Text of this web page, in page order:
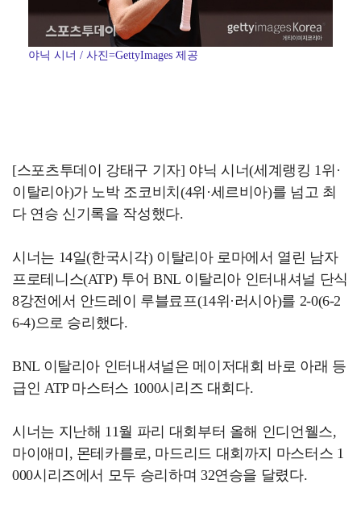
야닉 시너 / 사진=GettyImages 제공
[스포츠투데이 강태구 기자] 야닉 시너(세계랭킹 1위·
이탈리아)가 노박 조코비치(4위·세르비아)를 넘고 최
다 연승 신기록을 작성했다.
시너는 14일(한국시각) 이탈리아 로마에서 열린 남자
프로테니스(ATP) 투어 BNL 이탈리아 인터내셔널 단식
8강전에서 안드레이 루블료프(14위·러시아)를 2-0(6-2
6-4)으로 승리했다.
BNL 이탈리아 인터내셔널은 메이저대회 바로 아래 등
급인 ATP 마스터스 1000시리즈 대회다.
시너는 지난해 11월 파리 대회부터 올해 인디언웰스,
마이애미, 몬테카를로, 마드리드 대회까지 마스터스 1
000시리즈에서 모두 승리하며 32연승을 달렸다.